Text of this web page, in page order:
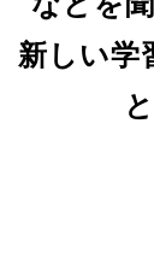
新しい学